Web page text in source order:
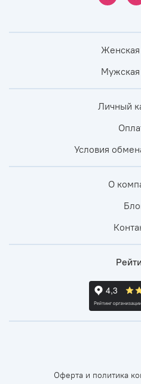
Женская
Мужская
Личный
Условия
О
Оферта и политика